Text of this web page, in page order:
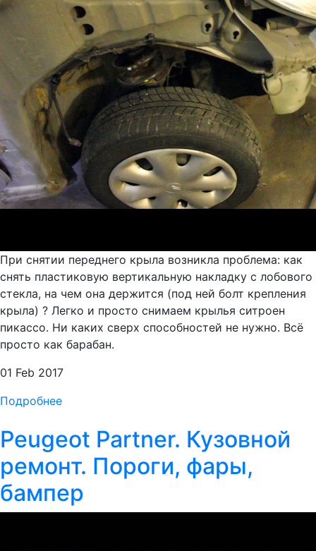
При снятии переднего крыла возникла проблема: как
снять пластиковую вертикальную накладку с лобового
стекла, на чем она держится (под ней болт крепления
крыла) ? Легко и просто снимаем крылья ситроен
пикассо. Ни каких сверх способностей не нужно. Всё
просто как барабан.
01 Feb 2017
Подробнее
Peugeot Partner. Кузовной
ремонт. Пороги, фары,
бампер